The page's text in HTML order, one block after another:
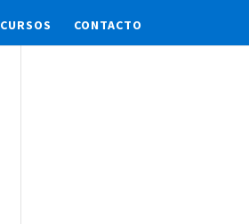
CURSOS CONTACTO